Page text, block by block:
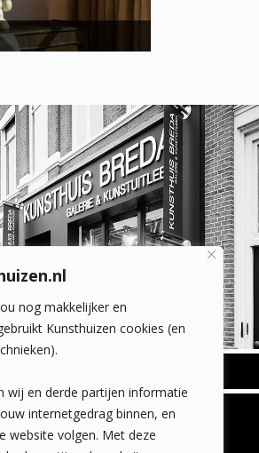
nog makkelijker en
Kunsthuizen cookies (en
wij en derde partijen informatie
internetgedrag binnen, en
website volgen. Met deze